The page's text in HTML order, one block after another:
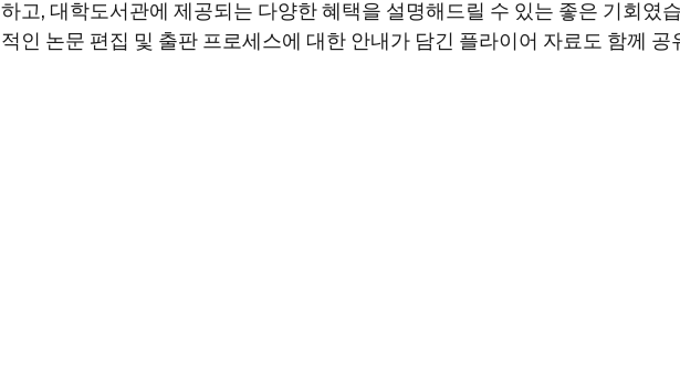
하고, 대학도서관에 제공되는 다양한 혜택을 설명해드릴 수 있는 좋은 기회였
적인 논문 편집 및 출판 프로세스에 대한 안내가 담긴 플라이어 자료도 함께 공